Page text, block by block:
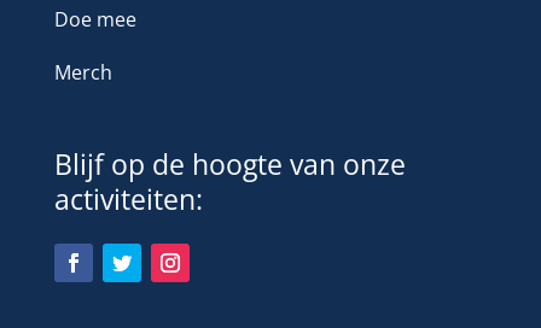
Doe mee
Merch
Blijf op de hoogte van onze
activiteiten: